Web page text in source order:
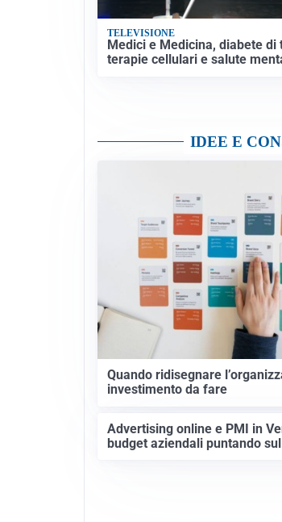
TELEVISIONE
Medici e Medicina, diabete di
terapie cellulari e salute
IDEE E
Quando ridisegnare
investimento da fare
Advertising online e PMI in
budget aziendali puntando